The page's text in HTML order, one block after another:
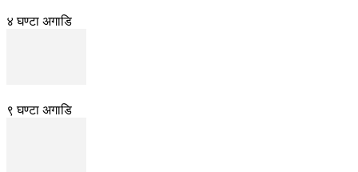
४ घण्टा अगाडि
९ घण्टा अगाडि